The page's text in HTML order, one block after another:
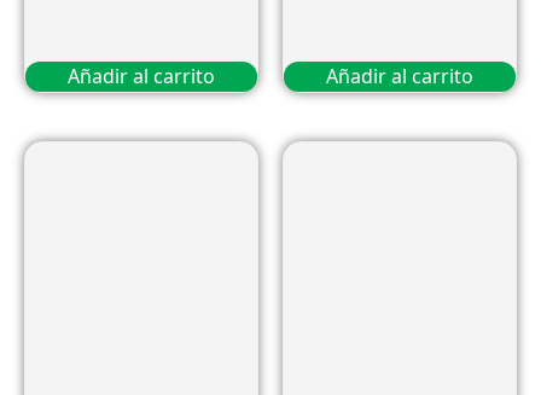
Añadir al carrito Añadir al carrito